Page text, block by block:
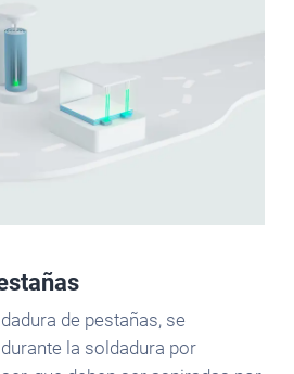
de pestañas, se
la soldadura por